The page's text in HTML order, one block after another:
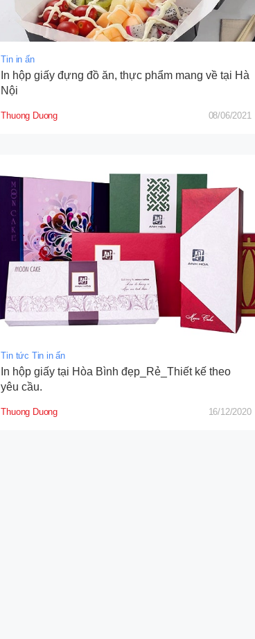
Tin in ấn
In hộp giấy đựng đồ ăn, thực phẩm mang về tại Hà
Nội
Thuong Duong 08/06/2021
Tin tức Tin in ấn
In hộp giấy tại Hòa Bình đẹp_Rẻ_Thiết kế theo
yêu cầu.
Thuong Duong 16/12/2020